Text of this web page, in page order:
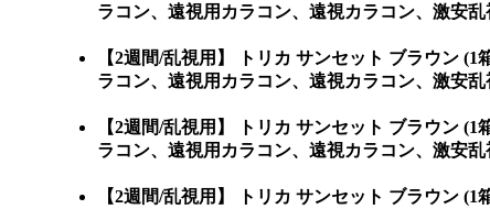
ラコン、遠視用カラコン、遠視カラコン、激安
【2週間/乱視用】 トリカ サンセット ブラウン
ラコン、遠視用カラコン、遠視カラコン、激安
【2週間/乱視用】 トリカ サンセット ブラウン
ラコン、遠視用カラコン、遠視カラコン、激安
【2週間/乱視用】 トリカ サンセット ブラウン